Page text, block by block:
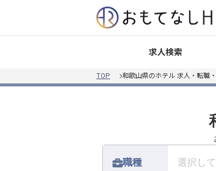
求人検索
TOP 和歌山県のホテル 求人・転職
職種 選択し